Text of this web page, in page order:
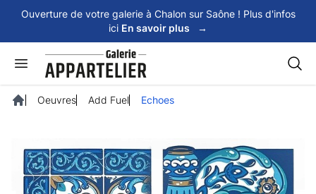
Ouverture de votre galerie à Chalon sur Saône ! Plus d'infos
ici En savoir plus →
Oeuvres Add Fuel Echoes
Panneau de gestion des cookies